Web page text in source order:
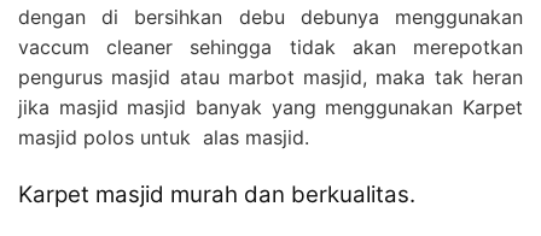
dengan di bersihkan debu debunya menggunakan
vaccum cleaner sehingga tidak akan merepotkan
pengurus masjid atau marbot masjid, maka tak heran
jika masjid masjid banyak yang menggunakan Karpet
masjid polos untuk alas masjid.
Karpet masjid murah dan berkualitas.